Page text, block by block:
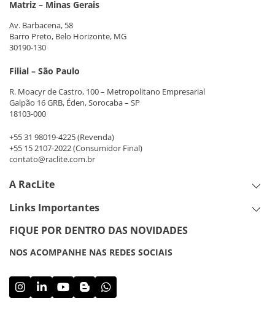
Matriz – Minas Gerais
Av. Barbacena, 58
Barro Preto, Belo Horizonte, MG
30190-130
Filial – São Paulo
R. Moacyr de Castro, 100 – Metropolitano Empresarial
Galpão 16 GRB, Éden, Sorocaba – SP
18103-000
+55 31 98019-4225(Revenda)
+55 15 2107-2022(Consumidor Final)
contato@raclite.com.br
A RacLite
Links Importantes
FIQUE POR DENTRO DAS NOVIDADES
NOS ACOMPANHE NAS REDES SOCIAIS